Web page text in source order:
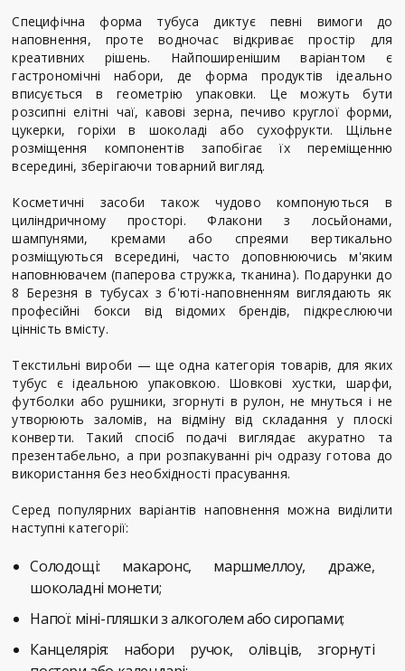
Специфічна форма тубуса диктує певні вимоги до
наповнення, проте водночас відкриває простір для
креативних рішень. Найпоширенішим варіантом є
гастрономічні набори, де форма продуктів ідеально
вписується в геометрію упаковки. Це можуть бути
розсипні елітні чаї, кавові зерна, печиво круглої форми,
цукерки, горіхи в шоколаді або сухофрукти. Щільне
розміщення компонентів запобігає їх переміщенню
всередині, зберігаючи товарний вигляд.
Косметичні засоби також чудово компонуються в
циліндричному просторі. Флакони з лосьйонами,
шампунями, кремами або спреями вертикально
розміщуються всередині, часто доповнюючись м'яким
наповнювачем (паперова стружка, тканина). Подарунки до
8 Березня в тубусах з б'юті-наповненням виглядають як
професійні бокси від відомих брендів, підкреслюючи
цінність вмісту.
Текстильні вироби — ще одна категорія товарів, для яких
тубус є ідеальною упаковкою. Шовкові хустки, шарфи,
футболки або рушники, згорнуті в рулон, не мнуться і не
утворюють заломів, на відміну від складання у плоскі
конверти. Такий спосіб подачі виглядає акуратно та
презентабельно, а при розпакуванні річ одразу готова до
використання без необхідності прасування.
Серед популярних варіантів наповнення можна виділити
наступні категорії:
Солодощі: макаронс, маршмеллоу, драже,
шоколадні монети;
Напої: міні-пляшки з алкоголем або сиропами;
Канцелярія: набори ручок, олівців, згорнуті